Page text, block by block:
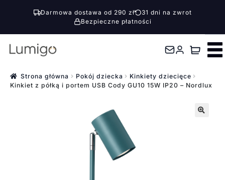
Darmowa dostawa od 290 zł
31 dni na zwrot
Bezpieczne płatności
Przejdź
nawigacji
Przejdź
treści Strona główna Pokój dziecka
Kinkiety dziecięce
Kinkiet z półką i portem USB Cody GU10 15W IP20 – Nordlux